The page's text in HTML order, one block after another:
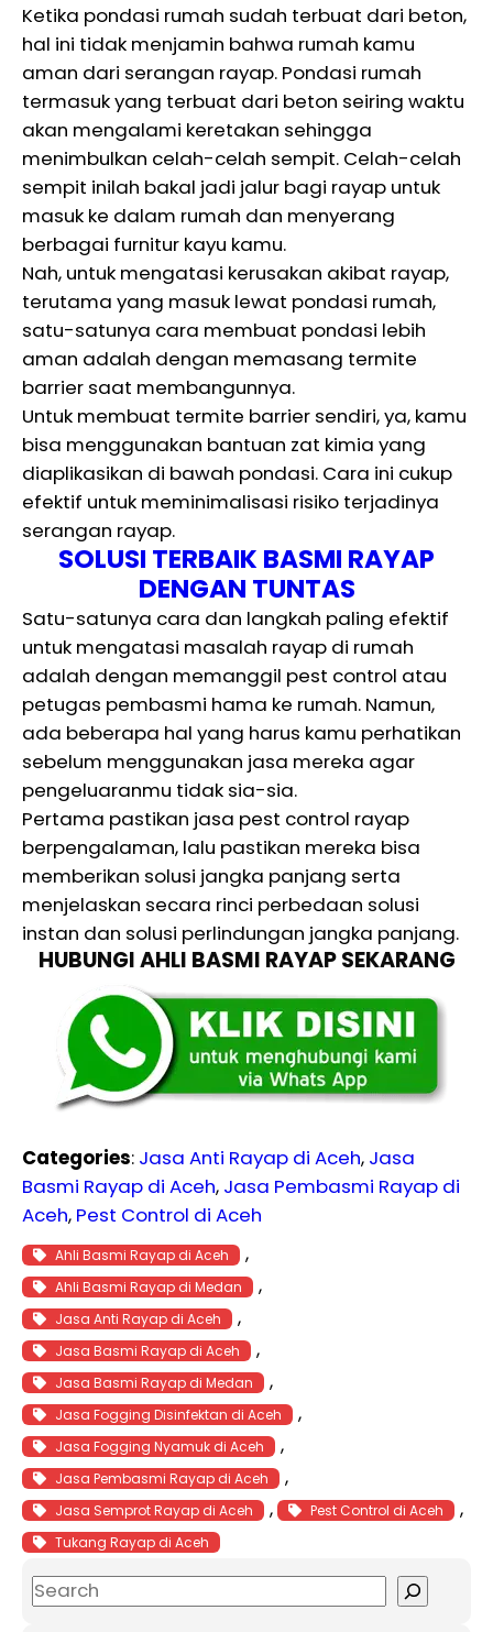
Ketika pondasi rumah sudah terbuat dari beton,
hal ini tidak menjamin bahwa rumah kamu
aman dari serangan rayap. Pondasi rumah
termasuk yang terbuat dari beton seiring waktu
akan mengalami keretakan sehingga
menimbulkan celah-celah sempit. Celah-celah
sempit inilah bakal jadi jalur bagi rayap untuk
masuk ke dalam rumah dan menyerang
berbagai furnitur kayu kamu.
Nah, untuk mengatasi kerusakan akibat rayap,
terutama yang masuk lewat pondasi rumah,
satu-satunya cara membuat pondasi lebih
aman adalah dengan memasang termite
barrier saat membangunnya.
Untuk membuat termite barrier sendiri, ya, kamu
bisa menggunakan bantuan zat kimia yang
diaplikasikan di bawah pondasi. Cara ini cukup
efektif untuk meminimalisasi risiko terjadinya
serangan rayap.
SOLUSI TERBAIK BASMI RAYAP
DENGAN TUNTAS
Satu-satunya cara dan langkah paling efektif
untuk mengatasi masalah rayap di rumah
adalah dengan memanggil pest control atau
petugas pembasmi hama ke rumah. Namun,
ada beberapa hal yang harus kamu perhatikan
sebelum menggunakan jasa mereka agar
pengeluaranmu tidak sia-sia.
Pertama pastikan jasa pest control rayap
berpengalaman, lalu pastikan mereka bisa
memberikan solusi jangka panjang serta
menjelaskan secara rinci perbedaan solusi
instan dan solusi perlindungan jangka panjang.
HUBUNGI AHLI BASMI RAYAP SEKARANG
Categories: Jasa Anti Rayap di Aceh, Jasa
Basmi Rayap di Aceh, Jasa Pembasmi Rayap di
Aceh, Pest Control di Aceh
Ahli Basmi Rayap di Aceh ,
Ahli Basmi Rayap di Medan ,
Jasa Anti Rayap di Aceh ,
Jasa Basmi Rayap di Aceh ,
Jasa Basmi Rayap di Medan ,
Jasa Fogging Disinfektan di Aceh ,
Jasa Fogging Nyamuk di Aceh ,
Jasa Pembasmi Rayap di Aceh ,
Jasa Semprot Rayap di Aceh , Pest Control di Aceh ,
Tukang Rayap di Aceh